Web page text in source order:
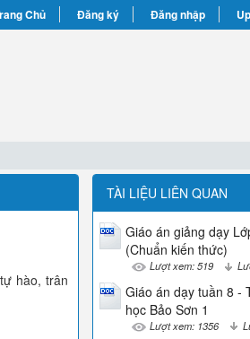
Chủ Đăng ký Đăng nhập
hào, trân
TÀI LIỆU LIÊN QUAN
Giáo án giảng dạy
(Chuẩn kiến thức)
Lượt xem: 519
Giáo án dạy tuần 8 -
học Bảo Sơn 1
Lượt xem: 1356